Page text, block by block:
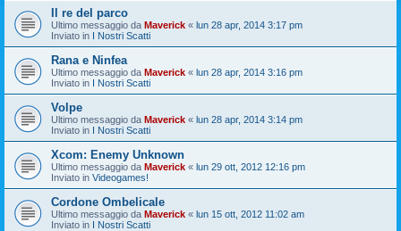
Il re del parco
Ultimo messaggio da Maverick « lun 28 apr, 2014 3:17 pm
Inviato in I Nostri Scatti
Rana e Ninfea
Ultimo messaggio da Maverick « lun 28 apr, 2014 3:16 pm
Inviato in I Nostri Scatti
Volpe
Ultimo messaggio da Maverick « lun 28 apr, 2014 3:14 pm
Inviato in I Nostri Scatti
Xcom: Enemy Unknown
Ultimo messaggio da Maverick « lun 29 ott, 2012 12:16 pm
Inviato in Videogames!
Cordone Ombelicale
Ultimo messaggio da Maverick « lun 15 ott, 2012 11:02 am
Inviato in I Nostri Scatti